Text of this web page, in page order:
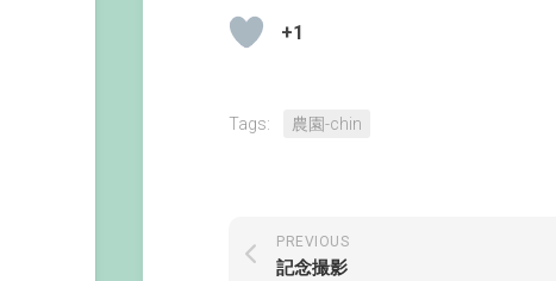
+1
Tags: 農園-chin
PREVIOUS
記念撮影